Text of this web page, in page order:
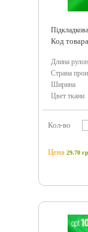
Код
Длина
Страна
Ширина
Цвет ткани
Кол-во
Цена 29.70